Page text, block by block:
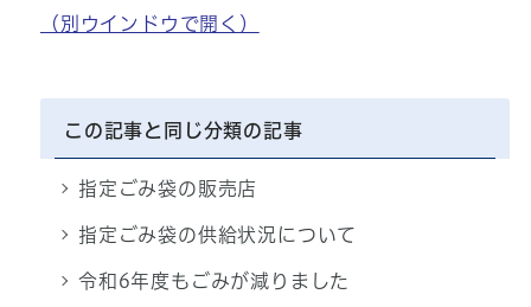
（別ウインドウで開く）
この記事と同じ分類の記事
指定ごみ袋の販売店
指定ごみ袋の供給状況について
令和6年度もごみが減りました